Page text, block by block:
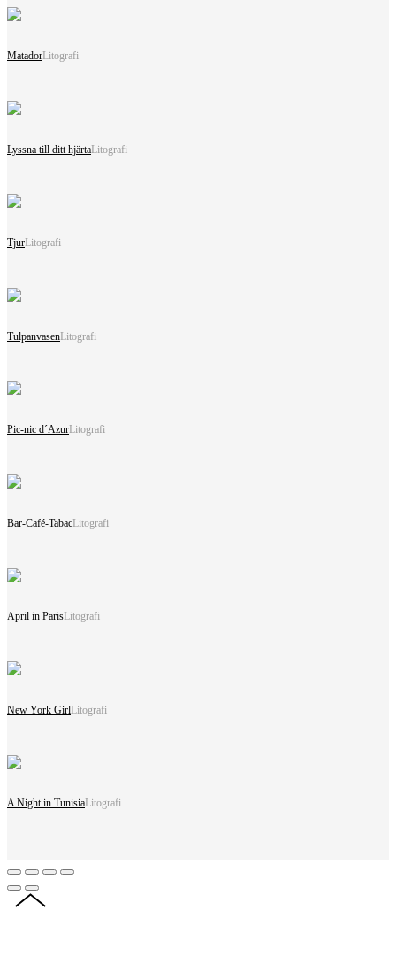
MatadorLitografi
Lyssna till ditt hjärtaLitografi
Tjur Litografi
TulpanvasenLitografi
Pic-nic d´Azur Litografi
Bar-Café-TabacLitografi
April in Paris Litografi
New York GirlLitografi
A Night in TunisiaLitografi